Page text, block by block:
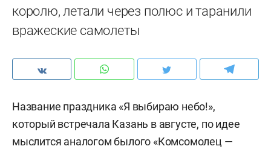
королю, летали через полюс и таранили
вражеские самолеты
Название праздника «Я выбираю небо!»,
который встречала Казань в августе, по идее
мыслится аналогом былого «Комсомолец —